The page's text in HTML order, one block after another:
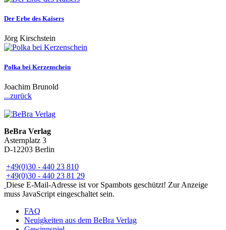
Der Erbe des Kaisers
Jörg Kirschstein
Polka bei Kerzenschein
Joachim Brunold
...zurück
BeBra Verlag
Asternplatz 3
D-12203 Berlin
+49(0)30 - 440 23 810
+49(0)30 - 440 23 81 29
Diese E-Mail-Adresse ist vor Spambots geschützt! Zur Anzeige
muss JavaScript eingeschaltet sein.
FAQ
Neuigkeiten aus dem BeBra Verlag